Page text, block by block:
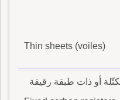
Thin sheets (voiles)
أو ذات طبقة رقيقة